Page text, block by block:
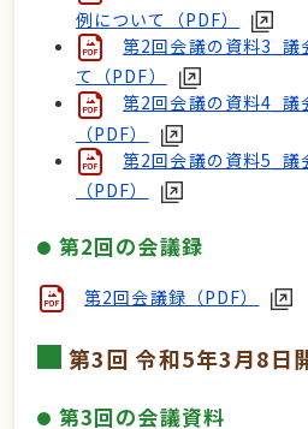
例について（PDF）
第2回会議の資料3_議
て（PDF）
第2回会議の資料4_議
（PDF）
第2回会議の資料5_議
（PDF）
第2回の会議録
第2回会議録（PDF）
第3回 令和5年3月8日
第3回の会議資料